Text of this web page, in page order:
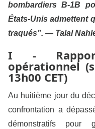
bombardiers B-1B
États-Unis admettent
traqués”. — Talal
I -
opérationnel
13h00 CET)
Au huitième jour du
confrontation a
démonstratifs